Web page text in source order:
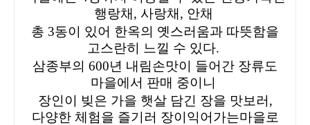
행랑채, 사랑채, 안채
총 3동이 있어 한옥의 옛스러움과 따뜻함을
고스란히 느낄 수 있다.
삼종부의 600년 내림손맛이 들어간 장류도
마을에서 판매 중이니
장인이 빚은 가을 햇살 담긴 장을 맛보러,
다양한 체험을 즐기러 장이익어가는마을로